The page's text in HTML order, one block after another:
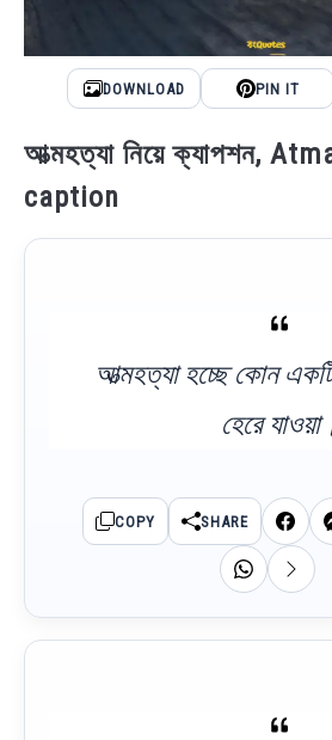
DOWNLOAD PIN IT
আত্মহত্যা নিয়ে ক্যাপশন,
caption
আত্মহত্যা হচ্ছে কোন
হেরে
COPY SHARE